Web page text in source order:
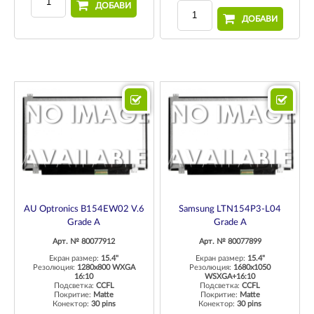
ДОБАВИ
ДОБАВИ
AU Optronics B154EW02 V.6
Grade A
Арт. № 80077912
Екран размер: 15.4"
Резолюция: 1280x800 WXGA
16:10
Подсветка: CCFL
Покритие: Matte
Конектор: 30 pins
Samsung LTN154P3-L04
Grade A
Арт. № 80077899
Екран размер: 15.4"
Резолюция: 1680x1050
WSXGA+16:10
Подсветка:CCFL
Покритие: Matte
Конектор:30 pins